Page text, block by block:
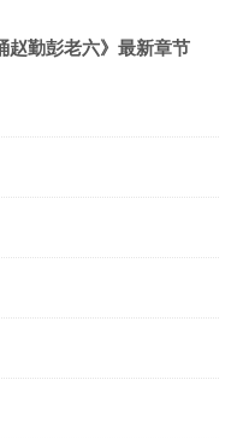
赵勤彭老六》最新章节